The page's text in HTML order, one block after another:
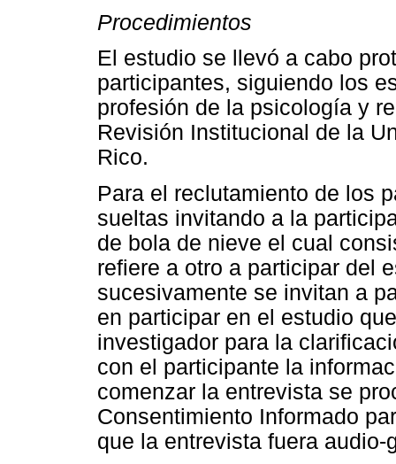
Procedimientos
El estudio se llevó a cabo
participantes, siguiendo los
profesión de la psicología y
Revisión Institucional de la
Rico.
Para el reclutamiento de los
sueltas invitando a la
de bola de nieve el cual
refiere a otro a participar del
sucesivamente se invitan a
en participar en el estudio
investigador para la
con el participante la
comenzar la entrevista se
Consentimiento Informado
que la entrevista fuera audio-